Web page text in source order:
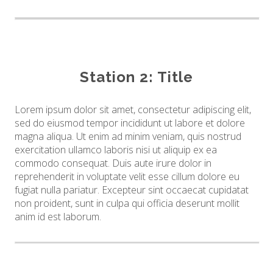
Station 2: Title
Lorem ipsum dolor sit amet, consectetur adipiscing elit,
sed do eiusmod tempor incididunt ut labore et dolore
magna aliqua. Ut enim ad minim veniam, quis nostrud
exercitation ullamco laboris nisi ut aliquip ex ea
commodo consequat. Duis aute irure dolor in
reprehenderit in voluptate velit esse cillum dolore eu
fugiat nulla pariatur. Excepteur sint occaecat cupidatat
non proident, sunt in culpa qui officia deserunt mollit
anim id est laborum.